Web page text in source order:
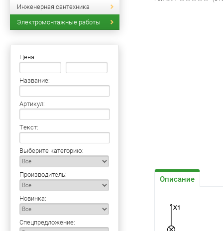
Инженерная сантехника
Электромонтажные работы
Цена:
Название:
Артикул:
Текст:
Выберите категорию:
Производитель:
Новинка:
Спецпредложение:
Описание